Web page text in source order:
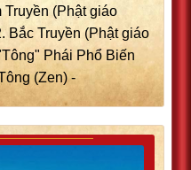
(Phật giáo
Bắc Truyền (Phật giáo
Phái Phổ Biến
(Zen) -